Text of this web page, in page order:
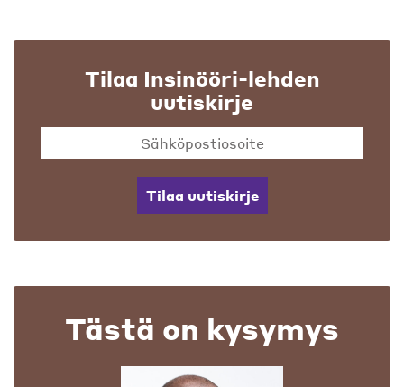
Tilaa Insinööri-lehden
uutiskirje
Tilaa uutiskirje
Tästä on kysymys